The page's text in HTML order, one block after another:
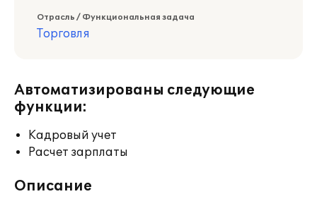
Отрасль / Функциональная задача
Торговля
Автоматизированы следующие
функции:
Кадровый учет
Расчет зарплаты
Описание